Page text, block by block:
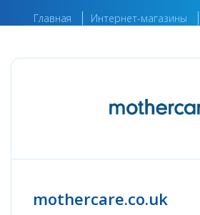
Главная Интернет-магазины
mothercare.co.uk